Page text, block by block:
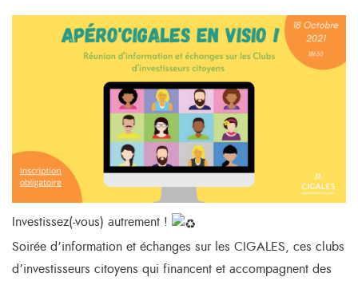
Investissez(-vous) autrement !
Soirée d’information et échanges sur les CIGALES, ces clubs
d’investisseurs citoyens qui financent et accompagnent des